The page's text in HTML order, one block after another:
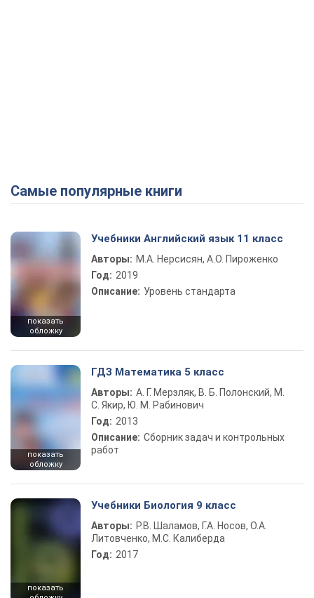
Самые популярные книги
показать
обложку
Учебники Английский язык 11 класс
Авторы: М.А. Нерсисян, А.О. Пироженко
Год: 2019
Описание: Уровень стандарта
показать
обложку
ГДЗ Математика 5 класс
Авторы: А. Г. Мерзляк, В. Б. Полонский, М.
С. Якир, Ю. М. Рабинович
Год: 2013
Описание: Сборник задач и контрольных
работ
показать
Учебники Биология 9 класс
Авторы: Р.В. Шаламов, Г.А. Носов, О.А.
Литовченко, М.С. Калиберда
Год: 2017